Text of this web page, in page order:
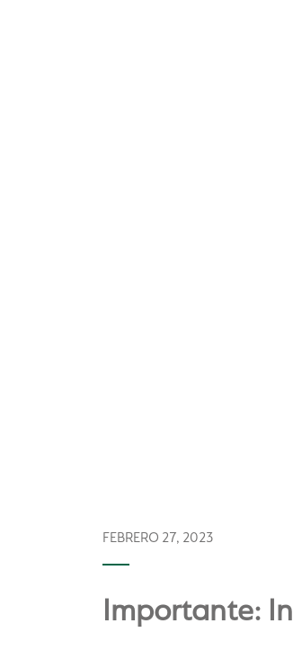
FEBRERO 27, 2023
Importante: